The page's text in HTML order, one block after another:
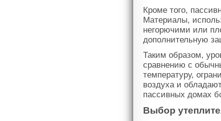
Кроме того,
Материалы,
негорючими или
дополнительную
Таким образом,
сравнению с
температуру,
воздуха и
пассивных домах
Выбор